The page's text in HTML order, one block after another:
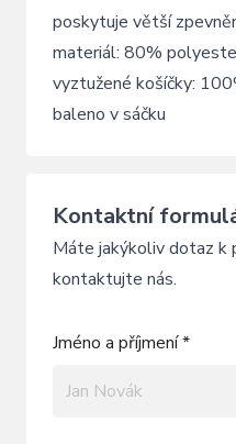
poskytuje větší
materiál: 80%
vyztužené košíčky:
baleno v sáčku
Kontaktní
Máte jakýkoliv dotaz k
kontaktujte nás.
Jméno a příjmení *